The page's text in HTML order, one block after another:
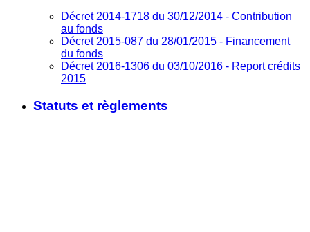
Décret 2014-1718 du 30/12/2014 - Contribution
au fonds
Décret 2015-087 du 28/01/2015 - Financement
du fonds
Décret 2016-1306 du 03/10/2016 - Report crédits
2015
Statuts et règlements